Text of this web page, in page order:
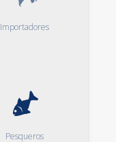
Importadores
Pesqueros